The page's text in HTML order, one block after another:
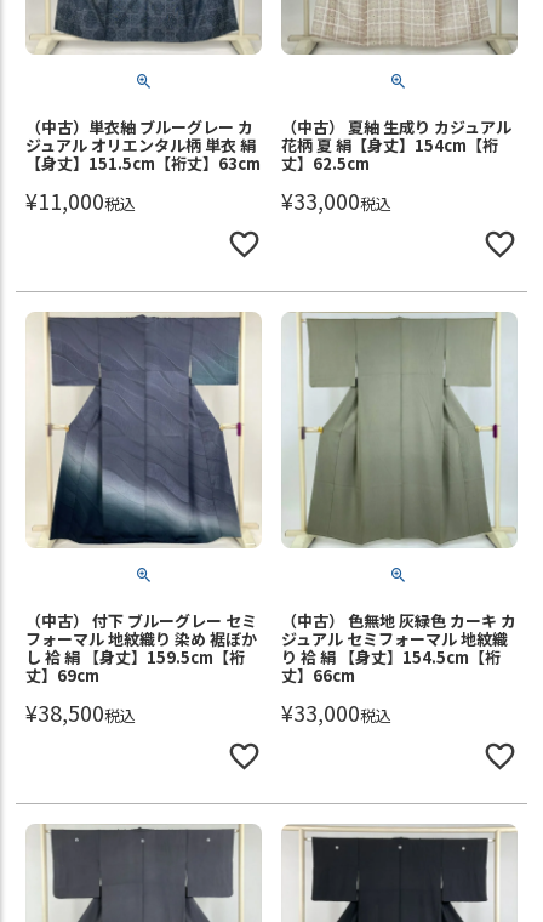
（中古）単衣紬 ブルーグレー カ
ジュアル オリエンタル柄 単衣 絹
【身丈】151.5cm【裄丈】63cm
¥11,000税込
（中古） 夏紬 生成り カジュアル
花柄 夏 絹【身丈】154cm【裄
丈】62.5cm
¥33,000税込
（中古） 付下 ブルーグレー セミ
フォーマル 地紋織り 染め 裾ぼか
し 袷 絹 【身丈】159.5cm【裄
丈】69cm
¥38,500税込
（中古） 色無地 灰緑色 カーキ カ
ジュアル セミフォーマル 地紋織
り 袷 絹 【身丈】154.5cm【裄
丈】66cm
¥33,000税込